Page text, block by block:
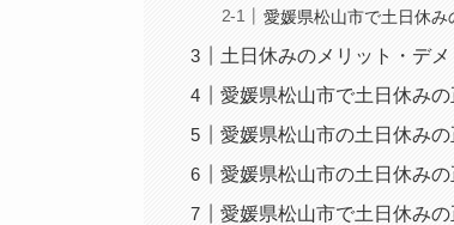
愛媛県松山市で土日休み
土日休みのメリット・デメ
愛媛県松山市で土日休み
愛媛県松山市の土日休み
愛媛県松山市の土日休み
愛媛県松山市で土日休み